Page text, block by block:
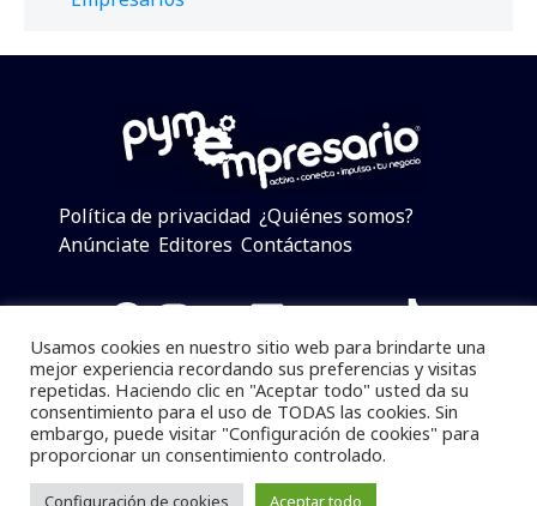
Política de privacidad ¿Quiénes somos?
Anúnciate Editores Contáctanos
Facebook
Instagram
Twitter
LinkedIn
Telegram
YouTube
TikTok
Pymempresario © 2025 Todos los derechos reservados.
Se prohibe el uso de la información total o parcial sin
dar referencia a la fuente.
Usamos cookies en nuestro sitio web para brindarte una
mejor experiencia recordando sus preferencias y visitas
repetidas. Haciendo clic en "Aceptar todo" usted da su
consentimiento para el uso de TODAS las cookies. Sin
embargo, puede visitar "Configuración de cookies" para
proporcionar un consentimiento controlado.
Configuración de cookies Aceptar todo